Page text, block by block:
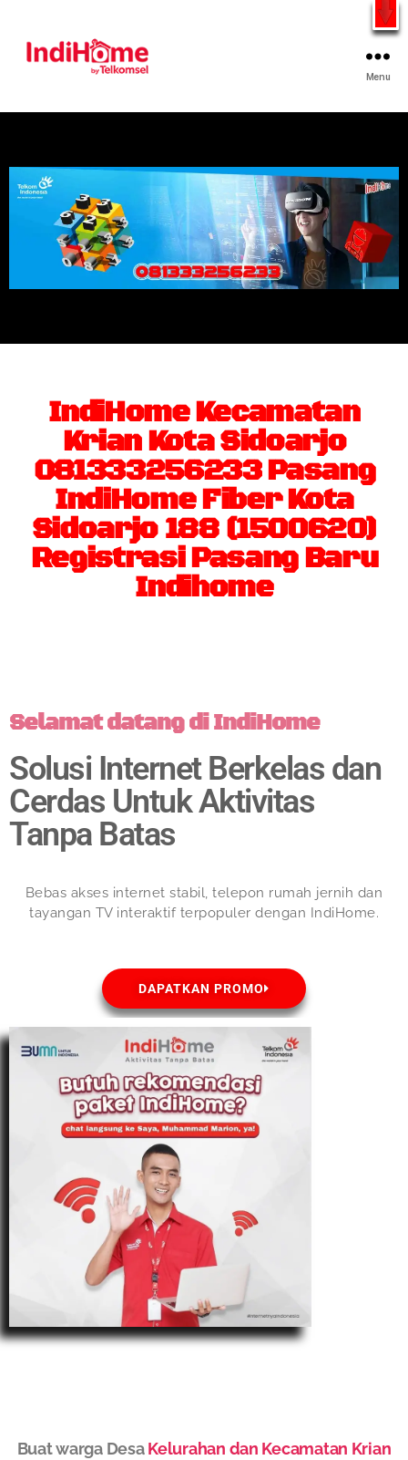
Gratis Pasang Dengan Bayar PDD2 | WiFi 200Rb an By
Menu
IndiHome Kecamatan
Krian Kota Sidoarjo
081333256233 Pasang
IndiHome Fiber Kota
Sidoarjo 188 (1500620)
Registrasi Pasang Baru
Indihome
Selamat datang di IndiHome
Solusi Internet Berkelas dan
Cerdas Untuk Aktivitas
Tanpa Batas
Bebas akses internet stabil, telepon rumah jernih dan
tayangan TV interaktif terpopuler dengan IndiHome.
DAPATKAN PROMO
Buat warga DesaKelurahan dan Kecamatan Krian